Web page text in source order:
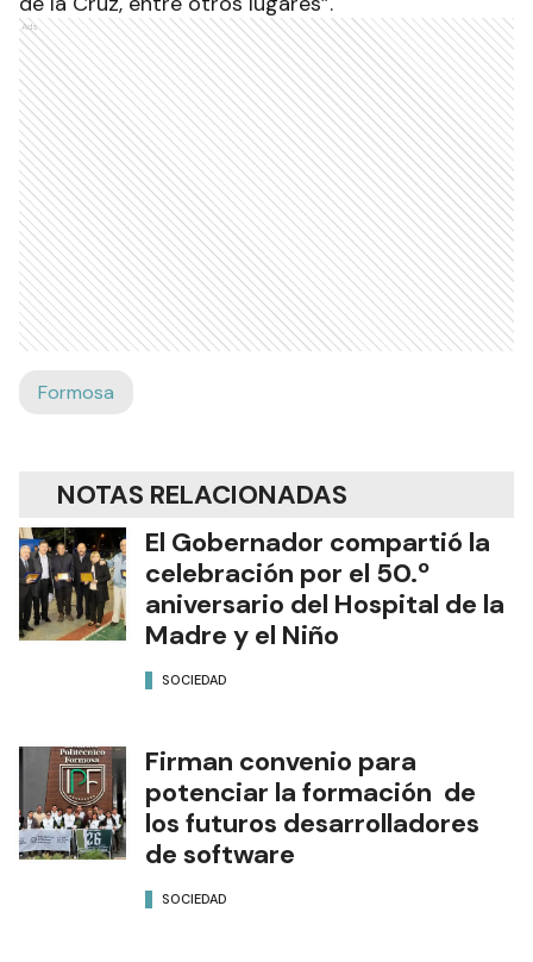
Ads
Formosa
NOTAS RELACIONADAS
El Gobernador compartió la
celebración por el 50.º
aniversario del Hospital de la
Madre y el Niño
SOCIEDAD
Firman convenio para
potenciar la formación de
los futuros desarrolladores
de software
SOCIEDAD